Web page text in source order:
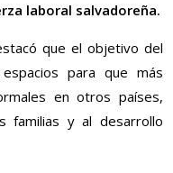
laboral salvadoreña.
que el objetivo del
para que más
en otros países,
familias y al desarrollo